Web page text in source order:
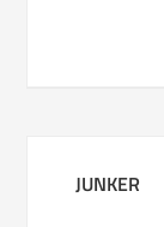
JUNKER